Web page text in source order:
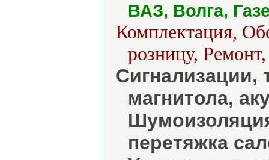
ВАЗ, Волга,
Комплектация,
розницу,
Сигнализации,
магнитола,
перетяжка